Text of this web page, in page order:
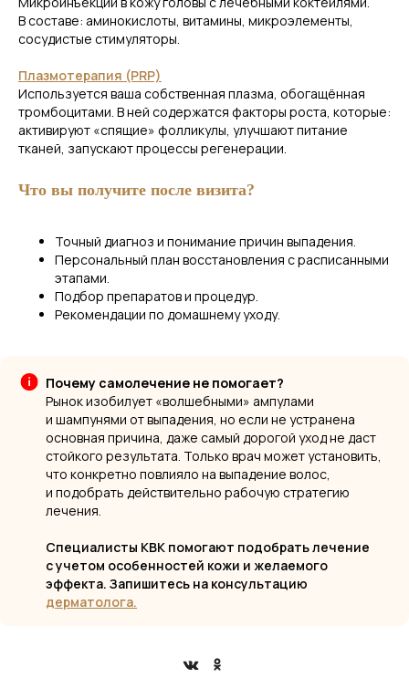
В составе: аминокислоты, витамины, микроэлементы,
сосудистые стимуляторы.
Плазмотерапия (PRP)
Используется ваша собственная плазма, обогащённая
тромбоцитами. В ней содержатся факторы роста, которые:
активируют «спящие» фолликулы, улучшают питание
тканей, запускают процессы регенерации.
Что вы получите после визита?
Точный диагноз и понимание причин выпадения.
Персональный план восстановления с расписанными
этапами.
Подбор препаратов и процедур.
Рекомендации по домашнему уходу.
Почему самолечение не помогает?
Рынок изобилует «волшебными» ампулами
и шампунями от выпадения, но если не устранена
основная причина, даже самый дорогой уход не даст
стойкого результата. Только врач может установить,
что конкретно повлияло на выпадение волос,
и подобрать действительно рабочую стратегию
лечения.
Специалисты КВК помогают подобрать лечение
с учетом особенностей кожи и желаемого
эффекта. Запишитесь на консультацию
дерматолога.